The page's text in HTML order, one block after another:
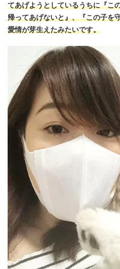
てあげようとしているうちに『こ
帰ってあげないと』、『この子を
愛情が芽生えたみたいです。